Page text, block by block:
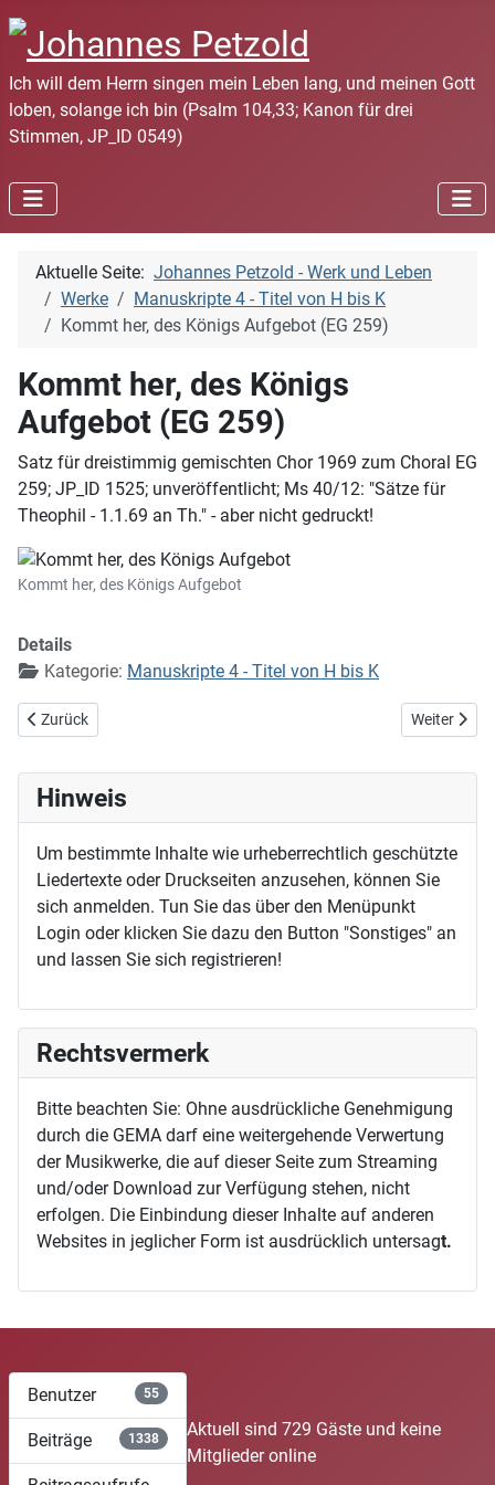
Ich will dem Herrn singen mein Leben lang, und meinen Gott
loben, solange ich bin (Psalm 104,33; Kanon für drei
Stimmen, JP_ID 0549)
Aktuelle Seite: Johannes Petzold - Werk und Leben
Werke
Manuskripte 4 - Titel von H bis K
Kommt her, des Königs Aufgebot (EG 259)
Kommt her, des Königs
Aufgebot (EG 259)
Satz für dreistimmig gemischten Chor 1969 zum Choral EG
259; JP_ID 1525; unveröffentlicht; Ms 40/12: "Sätze für
Theophil - 1.1.69 an Th." - aber nicht gedruckt!
Kommt her, des Königs Aufgebot
Details
Kategorie: Manuskripte 4 - Titel von H bis K
Vorheriger Beitrag: Kommet her zu mir, alle
Zurück Nächster
Weiter
Hinweis
Um bestimmte Inhalte wie urheberrechtlich geschützte
Liedertexte oder Druckseiten anzusehen, können Sie
sich anmelden. Tun Sie das über den Menüpunkt
Login oder klicken Sie dazu den Button "Sonstiges" an
und lassen Sie sich registrieren!
Rechtsvermerk
Bitte beachten Sie: Ohne ausdrückliche Genehmigung
durch die GEMA darf eine weitergehende Verwertung
der Musikwerke, die auf dieser Seite zum Streaming
und/oder Download zur Verfügung stehen, nicht
erfolgen. Die Einbindung dieser Inhalte auf anderen
Websites in jeglicher Form ist ausdrücklich untersagt.
Benutzer 55
Beiträge 1338
Aktuell sind 729 Gäste und keine
Mitglieder online